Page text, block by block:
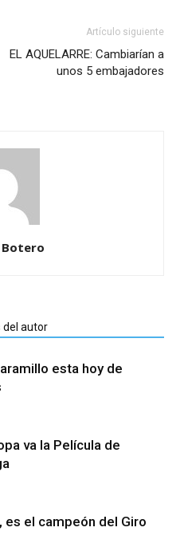
Artículo siguiente
EL AQUELARRE: Cambiarían a
unos 5 embajadores
del autor
esta hoy de
va la Película de
es el campeón del Giro